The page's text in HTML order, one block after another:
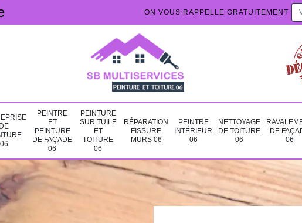
ON VOUS RAPPELLE GRATUITEMENT
DE
06
PEINTRE
ET
PEINTURE
DE FAÇADE
06
PEINTURE
SUR TUILE
ET
TOITURE
06
RÉPARATION
FISSURE
MURS 06
PEINTRE
INTÉRIEUR
06
NETTOYAGE
DE TOITURE
06
DE
06